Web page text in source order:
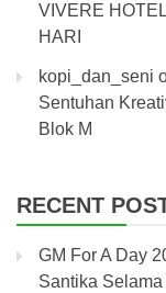
VIVERE
HARI
kopi_dan_seni
Sentuhan
Blok M
RECENT
GM For A Day
Santika